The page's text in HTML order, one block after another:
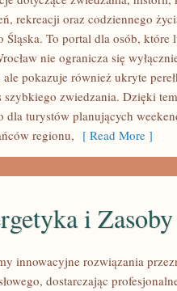
rekreacji oraz codziennego
Śląska. To portal dla osób,
nie ogranicza się
pokazuje również ukryte
szybkiego zwiedzania. Dzięki
dla turystów planujących
regionu, [ Read More ]
i Zasoby
innowacyjne rozwiązania
dostarczając